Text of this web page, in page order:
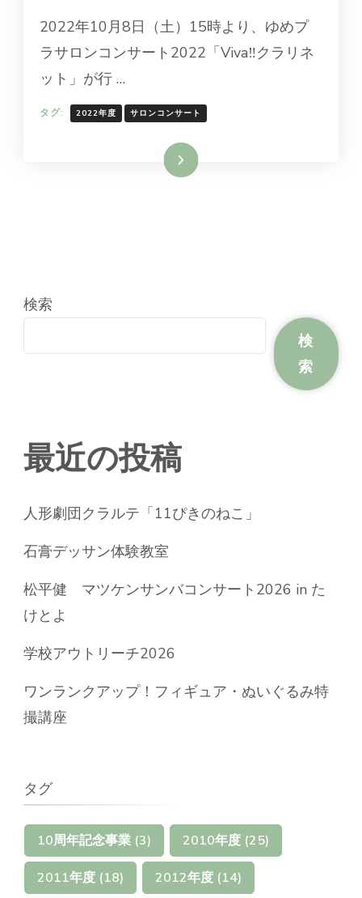
2022年10月8日（土）15時より、ゆめプ
ラサロンコンサート2022「Viva‼クラリネ
ット」が行 …
タグ: 2022年度 サロンコンサート
続きを読む
検索
検
索
最近の投稿
人形劇団クラルテ「11ぴきのねこ」
石膏デッサン体験教室
松平健 マツケンサンバコンサート2026 in た
けとよ
学校アウトリーチ2026
ワンランクアップ！フィギュア・ぬいぐるみ特
撮講座
タグ
10周年記念事業 (3) 2010年度 (25)
2011年度 (18) 2012年度 (14)